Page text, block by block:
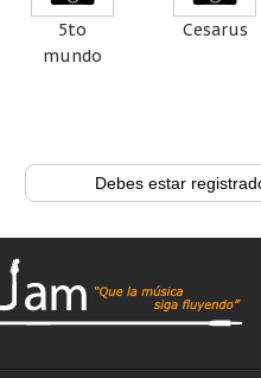
5to
mundo
Cesarus
Debes estar